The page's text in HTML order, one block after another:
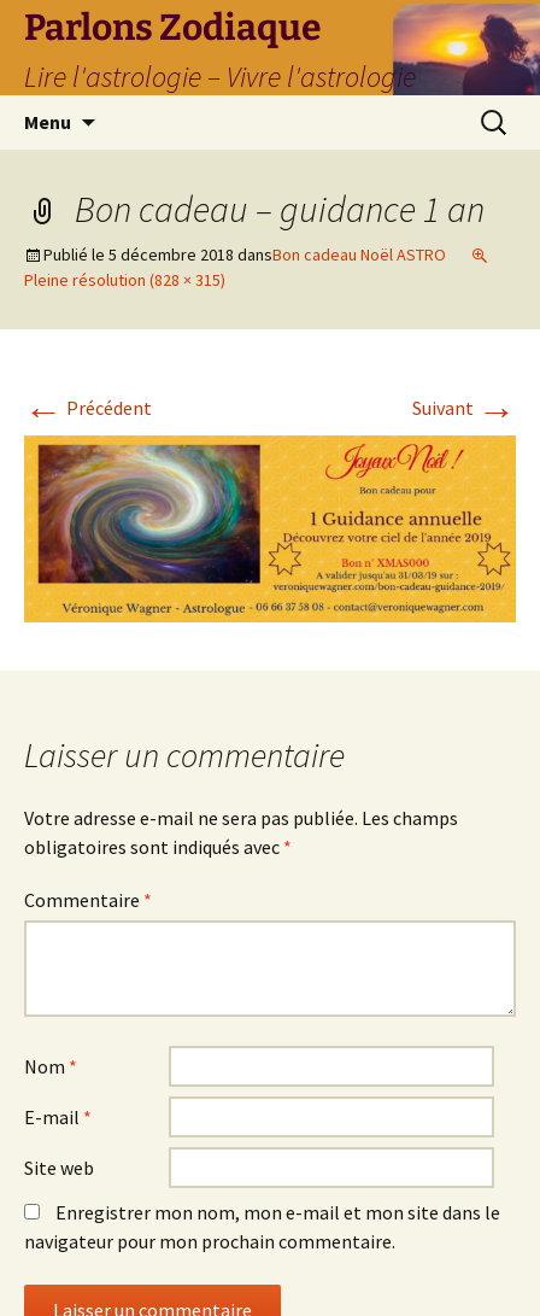
Parlons Zodiaque
Lire l'astrologie – Vivre l'astrologie
Menu
Bon cadeau – guidance 1 an
Publié le 5 décembre 2018 dansBon cadeau Noël ASTRO
Pleine résolution (828 × 315)
← Précédent Suivant →
Laisser un commentaire
Votre adresse e-mail ne sera pas publiée. Les champs
obligatoires sont indiqués avec *
Commentaire *
Nom *
E-mail *
Site web
Enregistrer mon nom, mon e-mail et mon site dans le
navigateur pour mon prochain commentaire.